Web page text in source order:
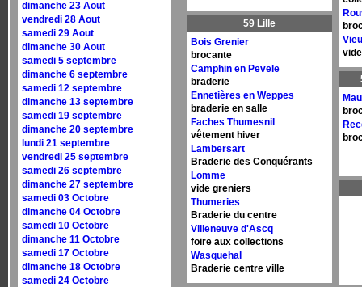
dimanche 23 Aout
vendredi 28 Aout
samedi 29 Aout
dimanche 30 Aout
samedi 5 septembre
dimanche 6 septembre
samedi 12 septembre
dimanche 13 septembre
samedi 19 septembre
dimanche 20 septembre
lundi 21 septembre
vendredi 25 septembre
samedi 26 septembre
dimanche 27 septembre
samedi 03 Octobre
dimanche 04 Octobre
samedi 10 Octobre
dimanche 11 Octobre
samedi 17 Octobre
dimanche 18 Octobre
samedi 24 Octobre
59 Lille
Bois Grenier
brocante
Camphin en Pevele
braderie
Ennetières en Weppes
braderie en salle
Faches Thumesnil
vêtement hiver
Lambersart
Braderie des Conquérants
Lomme
vide greniers
Thumeries
Braderie du centre
Villeneuve d'Ascq
foire aux collections
Wasquehal
Braderie centre ville